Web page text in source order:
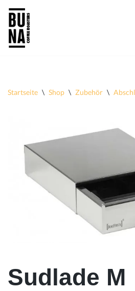
Zum
Inhalt
Startseite \ Shop \ Zubehör \
Sudlade M